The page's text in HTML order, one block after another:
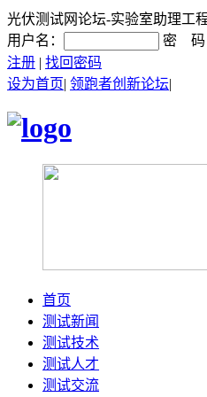
光伏测试网论坛-实验室助理工
用户名：
密 码
注册 | 找回密码
设为首页| 领跑者创新论坛|
首页
测试新闻
测试技术
测试人才
测试交流